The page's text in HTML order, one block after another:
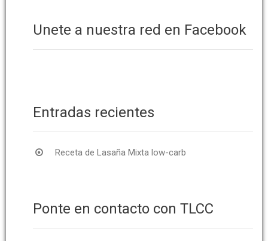
Únete a nuestra red en Facebook
Entradas recientes
Receta de Lasaña Mixta low-carb
Ponte en contacto con TLCC